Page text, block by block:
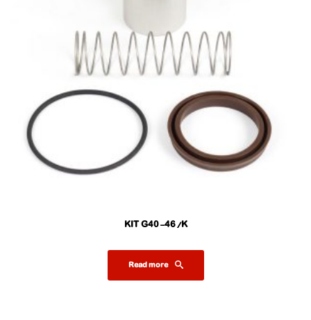
KIT G40-46/K
Read more